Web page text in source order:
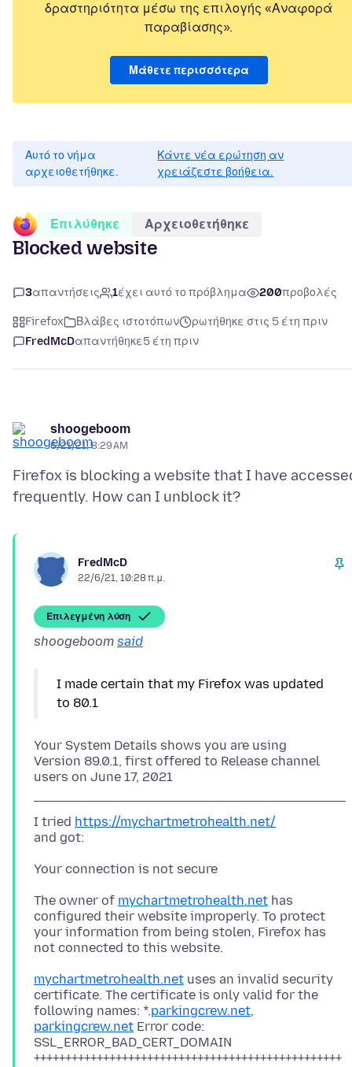
δραστηριότητα μέσω της επιλογής «Αναφορά
παραβίασης».
Μάθετε περισσότερα
Αυτό το νήμα
αρχειοθετήθηκε.
Κάντε νέα ερώτηση αν
χρειάζεστε βοήθεια.
Επιλύθηκε Αρχειοθετήθηκε
Blocked website
3απαντήσεις 1έχει αυτό το πρόβλημα 200προβολές
Firefox Βλάβες ιστοτόπων
ρωτήθηκε στις 5 έτη πριν
FredMcDαπαντήθηκε5 έτη πριν
shoogeboom
6/21/21, 8:29 AM
Firefox is blocking a website that I have
FredMcD
22/6/21, 10:28 π.μ.
Επιλεγμένη λύση
shoogeboom said
I made certain that my Firefox was updated
Your System Details shows you are using
Version 89.0.1, first offered to Release channel
I tried https://mychartmetrohealth.net/
The owner of mychartmetrohealth.net has
configured their website improperly. To protect
your information from being stolen, Firefox has
mychartmetrohealth.net uses an invalid security
certificate. The certificate is only valid for the
following names: *.parkingcrew.net,
parkingcrew.net Error code:
SSL_ERROR_BAD_CERT_DOMAIN
+++++++++++++++++++++++++++++++++++++++++++++++++